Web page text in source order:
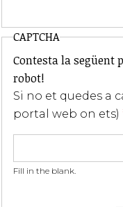
CAPTCHA
Contesta la següent
robot!
Si no et quedes a
portal web on ets)
Fill in the blank.